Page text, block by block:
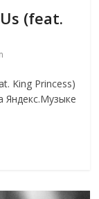
(feat.
King Princess)
Яндекс.Музыке